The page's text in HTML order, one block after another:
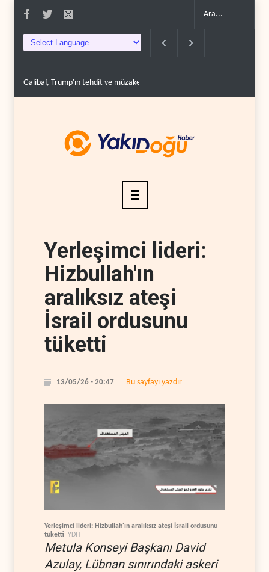
Galibaf, Trump'ın tehdit ve müzakere mesajlarıyla alay et..
Yerleşimci lideri:
Hizbullah'ın
aralıksız ateşi
İsrail ordusunu
tüketti
13/05/26 - 20:47 Bu sayfayı yazdır
Yerleşimci lideri: Hizbullah'ın aralıksız ateşi İsrail ordusunu
tüketti YDH
Metula Konseyi Başkanı David
Azulay, Lübnan sınırındaki askeri